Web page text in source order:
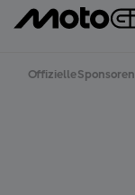
Offizielle Sponsoren